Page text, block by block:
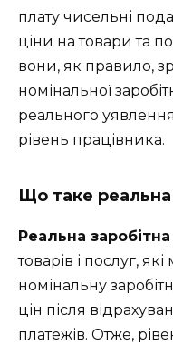
плату чисельні
ціни на товари та
вони, як правило,
номінальної
реального
рівень працівника.
Що таке реальна
Реальна
товарів і послуг,
номінальну
цін після
платежів. Отже,